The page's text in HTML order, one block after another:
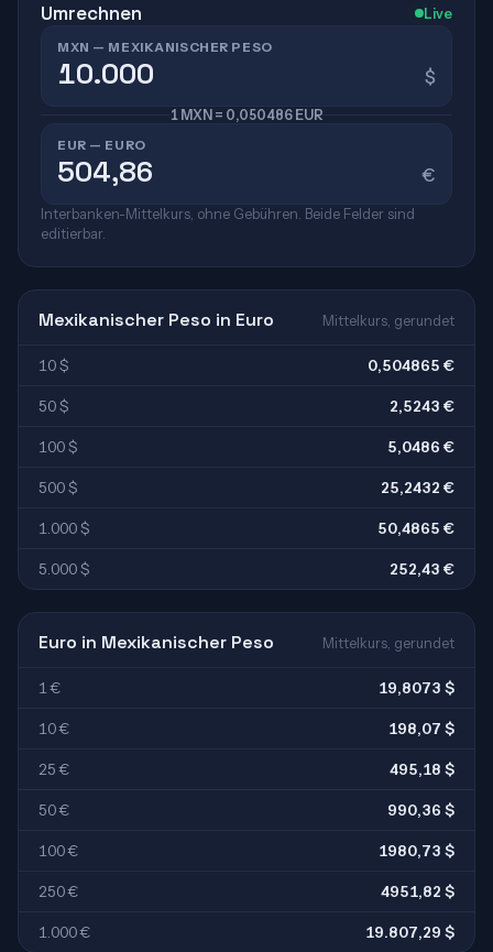
Umrechnen Live
MXN — MEXIKANISCHER PESO
$
1 MXN = 0,050486 EUR
EUR — EURO
€
Interbanken-Mittelkurs, ohne Gebühren. Beide Felder sind
editierbar.
Mexikanischer Peso in Euro Mittelkurs, gerundet
10 $ 0,504865 €
50 $ 2,5243 €
100 $ 5,0486 €
500 $ 25,2432 €
1.000 $ 50,4865 €
5.000 $ 252,43 €
Euro in Mexikanischer Peso Mittelkurs, gerundet
1 € 19,8073 $
10 € 198,07 $
25 € 495,18 $
50 € 990,36 $
100 € 1980,73 $
250 € 4951,82 $
1.000 € 19.807,29 $